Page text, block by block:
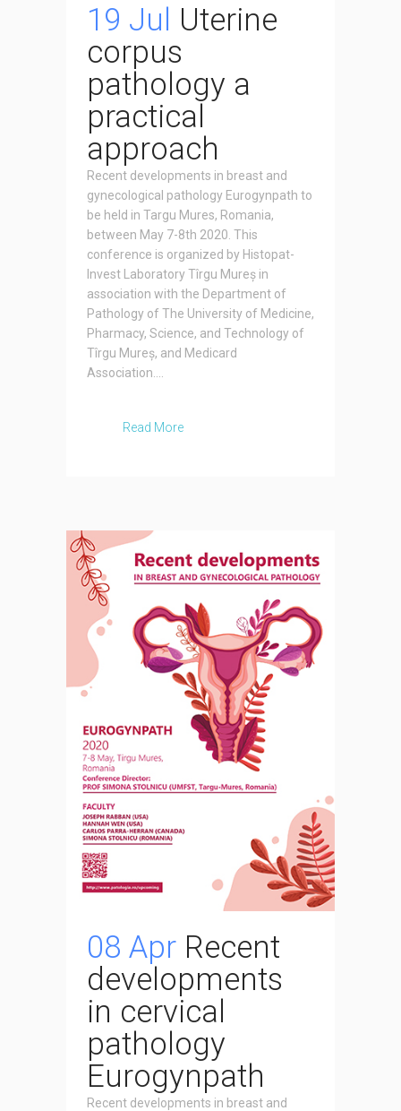
19 Jul Uterine
corpus
pathology a
practical
approach
Recent developments in breast and
gynecological pathology Eurogynpath to
be held in Targu Mures, Romania,
between May 7-8th 2020. This
conference is organized by Histopat-
Invest Laboratory Tîrgu Mureș in
association with the Department of
Pathology of The University of Medicine,
Pharmacy, Science, and Technology of
Tîrgu Mureș, and Medicard
Association....
Read More
08 Apr Recent
developments
in cervical
pathology
Eurogynpath
Recent developments in breast and